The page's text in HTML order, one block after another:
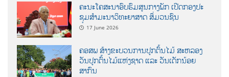
ຄະນະໂຄສະນາອົບຮົມສູນກາງພັກ ເປີດກອງປະ
ຊຸມສຳມະນາວິທະຍາສາດ ສຶ່ມວນຊົນ
17 June 2026
ຄອສພ ສ້າງຂະບວນການປູກຕົ້ນໄມ້ ສະຫລອງ
ວັນປູກຕົ້ນໄມ້ແຫ່ງຊາດ ແລະ ວັນເດັກນ້ອຍ
ສາກົນ